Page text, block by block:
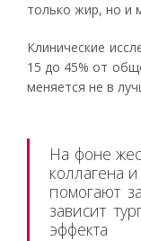
только жир, но и
Клинические
15 до 45% от
меняется не в
На фоне
коллагена
помогают
зависит
эффекта